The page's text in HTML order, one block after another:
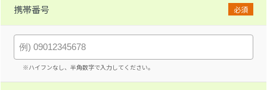
携帯番号 必須
※ハイフンなし、半角数字で入力してください。